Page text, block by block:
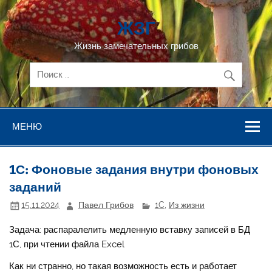
Перейти
к
содержимому
ЖЗГ
Жизнь замечательных грибов
МЕНЮ
1С: Фоновые задания внутри фоновых
заданий
15.11.2024 Павел Грибов 1C, Из жизни
Задача: распаралелить медленную вставку записей в БД
1С, при чтении файла Excel
Как ни странно, но такая возможность есть и работает